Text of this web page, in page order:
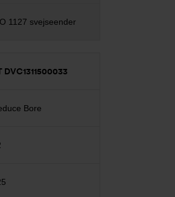
1127 svejseender
DVC1311500033
Bore